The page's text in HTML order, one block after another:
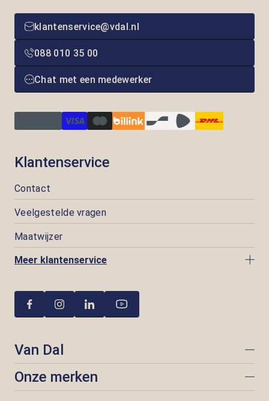
klantenservice@vdal.nl
088 010 35 00
Chat met een medewerker
Klantenservice
Contact
Veelgestelde vragen
Maatwijzer
Meer klantenservice
Van Dal
Onze merken